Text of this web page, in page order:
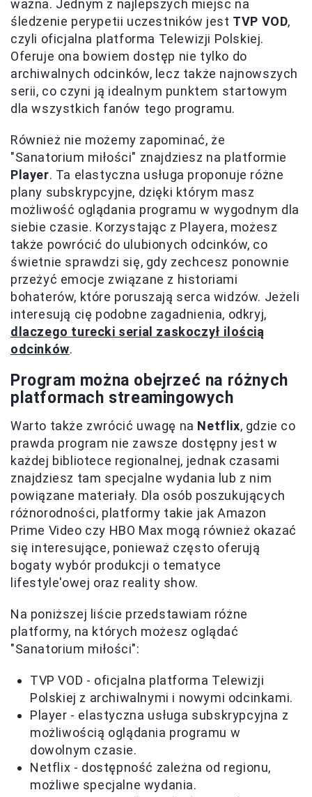
ważna. Jednym z najlepszych miejsc na
śledzenie perypetii uczestników jest TVP VOD,
czyli oficjalna platforma Telewizji Polskiej.
Oferuje ona bowiem dostęp nie tylko do
archiwalnych odcinków, lecz także najnowszych
serii, co czyni ją idealnym punktem startowym
dla wszystkich fanów tego programu.
Również nie możemy zapominać, że
"Sanatorium miłości" znajdziesz na platformie
Player. Ta elastyczna usługa proponuje różne
plany subskrypcyjne, dzięki którym masz
możliwość oglądania programu w wygodnym dla
siebie czasie. Korzystając z Playera, możesz
także powrócić do ulubionych odcinków, co
świetnie sprawdzi się, gdy zechcesz ponownie
przeżyć emocje związane z historiami
bohaterów, które poruszają serca widzów. Jeżeli
interesują cię podobne zagadnienia, odkryj,
dlaczego turecki serial zaskoczył ilością
odcinków.
Program można obejrzeć na różnych
platformach streamingowych
Warto także zwrócić uwagę na Netflix, gdzie co
prawda program nie zawsze dostępny jest w
każdej bibliotece regionalnej, jednak czasami
znajdziesz tam specjalne wydania lub z nim
powiązane materiały. Dla osób poszukujących
różnorodności, platformy takie jak Amazon
Prime Video czy HBO Max mogą również okazać
się interesujące, ponieważ często oferują
bogaty wybór produkcji o tematyce
lifestyle'owej oraz reality show.
Na poniższej liście przedstawiam różne
platformy, na których możesz oglądać
"Sanatorium miłości":
TVP VOD - oficjalna platforma Telewizji
Polskiej z archiwalnymi i nowymi odcinkami.
Player - elastyczna usługa subskrypcyjna z
możliwością oglądania programu w
dowolnym czasie.
Netflix - dostępność zależna od regionu,
możliwe specjalne wydania.